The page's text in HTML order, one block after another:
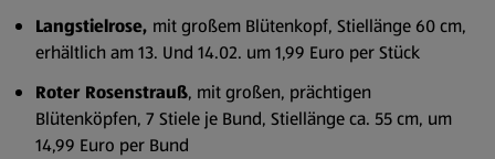
Langstielrose, mit großem Blütenkopf, Stiellänge 60 cm,
erhältlich am 13. Und 14.02. um 1,99 Euro per Stück
Roter Rosenstrauß, mit großen, prächtigen
Blütenköpfen, 7 Stiele je Bund, Stiellänge ca. 55 cm, um
14,99 Euro per Bund